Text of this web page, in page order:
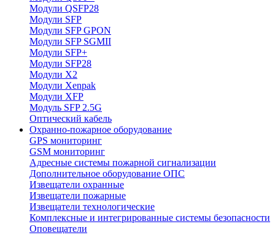
Модули QSFP28
Модули SFP
Модули SFP GPON
Модули SFP SGMII
Модули SFP+
Модули SFP28
Модули X2
Модули Xenpak
Модули XFP
Модуль SFP 2.5G
Оптический кабель
Охранно-пожарное оборудование
GPS мониторинг
GSM мониторинг
Адресные системы пожарной сигнализации
Дополнительное оборудование ОПС
Извещатели охранные
Извещатели пожарные
Извещатели технологические
Комплексные и интегрированные системы безопасноcти
Оповещатели